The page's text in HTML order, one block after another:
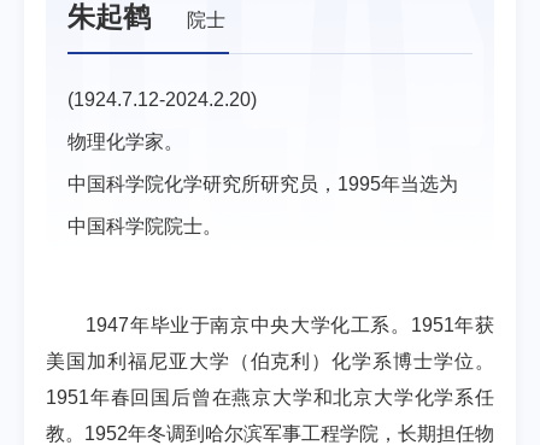
朱起鹤 院士
(1924.7.12-2024.2.20)
物理化学家。
中国科学院化学研究所研究员，1995年当选为
中国科学院院士。
1947年毕业于南京中央大学化工系。1951年获
美国加利福尼亚大学（伯克利）化学系博士学位。
1951年春回国后曾在燕京大学和北京大学化学系任
教。1952年冬调到哈尔滨军事工程学院，长期担任物